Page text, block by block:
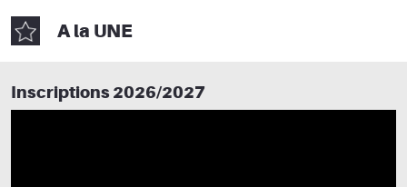
A la UNE
Inscriptions 2026/2027